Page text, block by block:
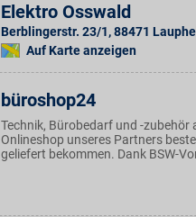
Elektro Osswald
Berblingerstr. 23/1,88471
Auf Karte anzeigen
büroshop24
Technik, Bürobedarf und -
Onlineshop unseres Partners
geliefert bekommen. Dank BSW-